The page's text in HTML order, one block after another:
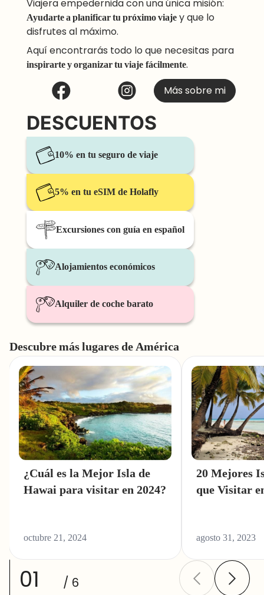
Viajera empedernida con una única misión:
Ayudarte a planificar tu próximo viajey que lo
disfrutes al máximo.
Aquí encontrarás todo lo que necesitas para
inspirarte y organizar tu viajefácilmente.
Más sobre mi
DESCUENTOS
10% en tu seguro de viaje
5% en tu eSIM de Holafly
Excursiones con guía en español
Alojamientos económicos
Alquiler de coche barato
Descubre más lugares de América
¿Cuál es la Mejor Isla de
Hawai para visitar en 2024?
octubre 21, 2024
20 Mejores
que Visitar
agosto 31, 2023
01 / 6